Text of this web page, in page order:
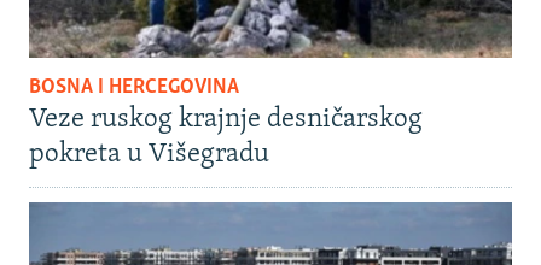
BOSNA I HERCEGOVINA
Veze ruskog krajnje desničarskog
pokreta u Višegradu